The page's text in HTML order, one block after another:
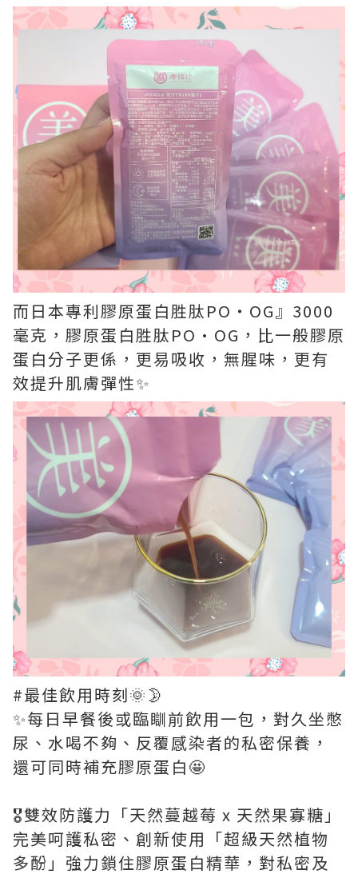
而日本專利膠原蛋白胜肽PO‧OG』3000
毫克，膠原蛋白胜肽PO·OG，比一般膠原
蛋白分子更係，更易吸收，無腥味，更有
效提升肌膚彈性✨
#最佳飲用時刻🌞🌛
✨每日早餐後或臨瞓前飲用一包，對久坐憋
尿、水喝不夠、反覆感染者的私密保養，
還可同時補充膠原蛋白🤩
🎖️雙效防護力「天然蔓越莓 x 天然果寡糖」
完美呵護私密、創新使用「超級天然植物
多酚」強力鎖住膠原蛋白精華，對私密及